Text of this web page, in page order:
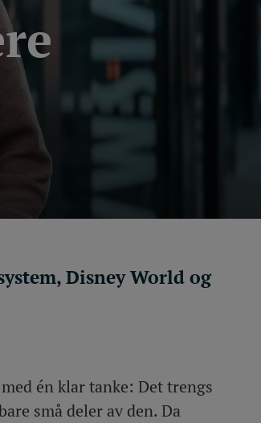
Disney World og
én klar tanke: Det trengs
små deler av den. Da